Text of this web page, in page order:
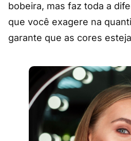
bobeira, mas faz toda a
que você exagere na
garante que as cores